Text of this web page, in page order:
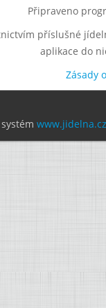
Připraveno
příslušné
aplikace do
Zásady
www.jidelna.cz